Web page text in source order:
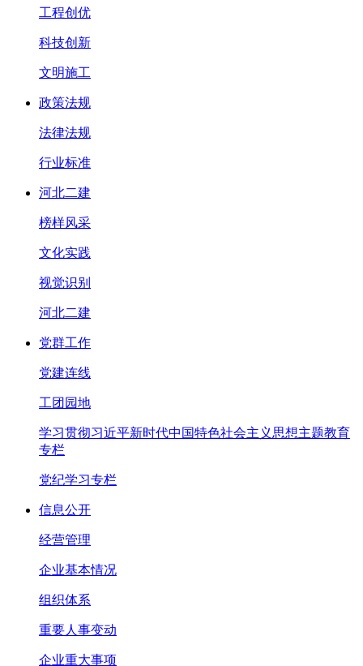
工程创优
科技创新
文明施工
政策法规
法律法规
行业标准
河北二建
榜样风采
文化实践
视觉识别
河北二建
党群工作
党建连线
工团园地
学习贯彻习近平新时代中国特色社会主义思想主题教育
专栏
党纪学习专栏
信息公开
经营管理
企业基本情况
组织体系
重要人事变动
企业重大事项